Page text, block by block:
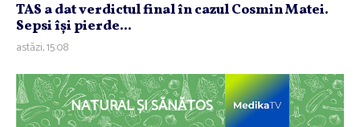
TAS a dat verdictul final în cazul Cosmin Matei.
Sepsi îşi pierde...
astăzi, 15:08
NATURAL ȘI SĂNĂTOS